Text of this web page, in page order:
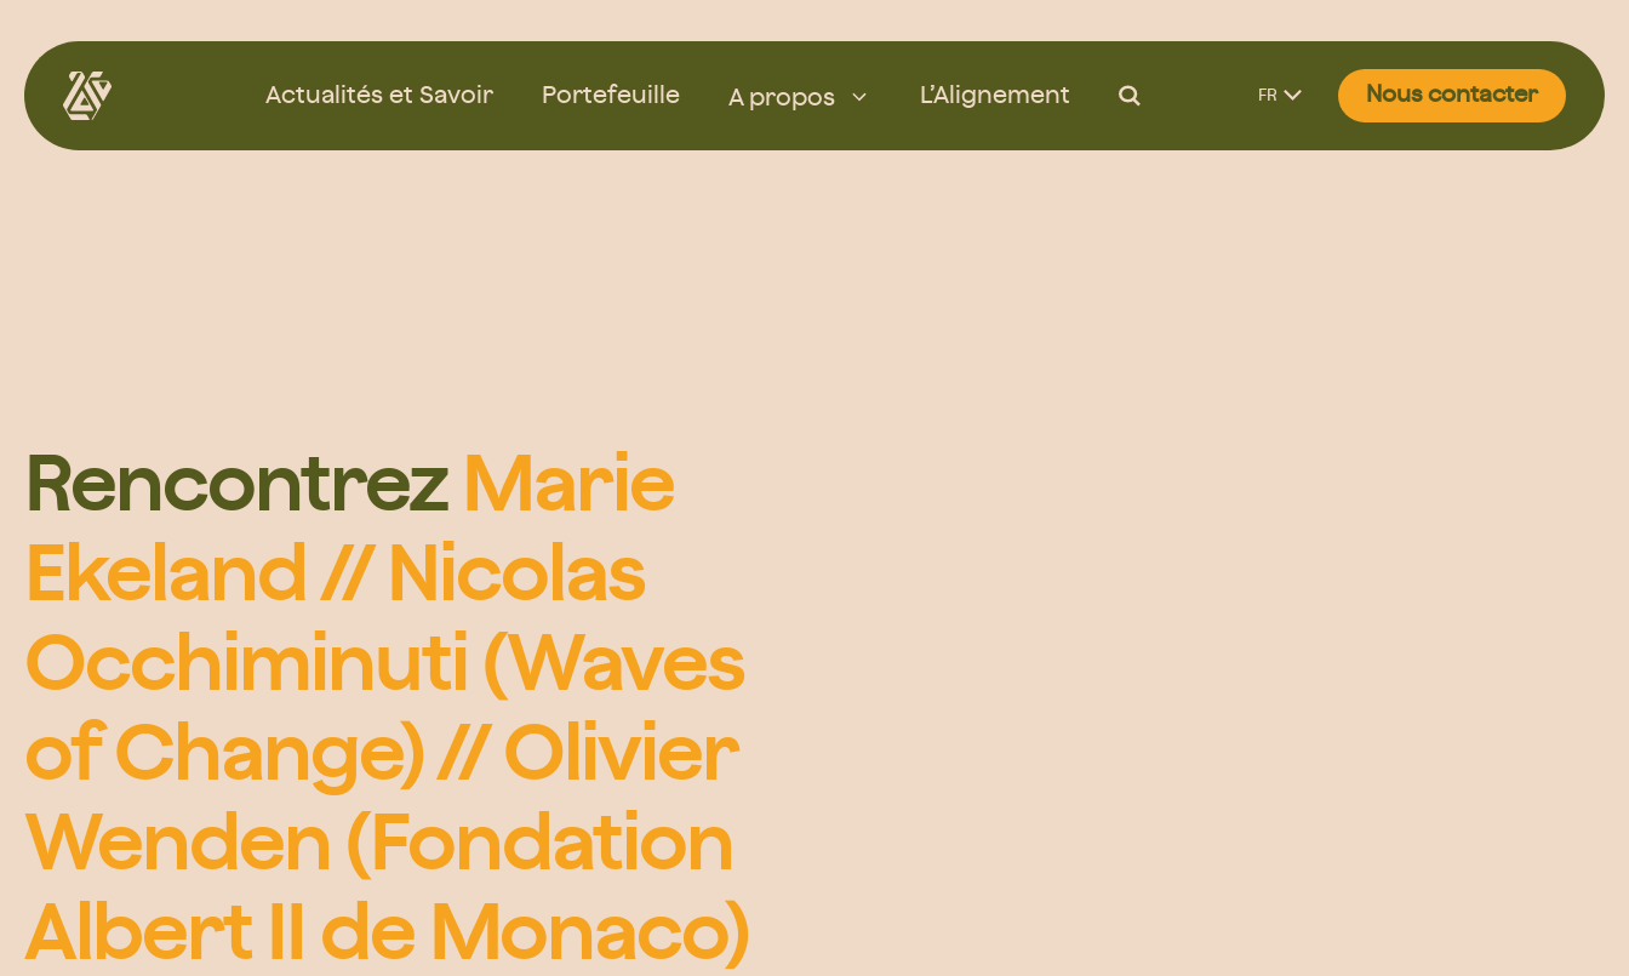
Aller
au
contenu
Actualités et Savoir Portefeuille A propos L’Alignement Nous contacter
FR
Rencontrez Marie
Ekeland // Nicolas
Occhiminuti (Waves
of Change) // Olivier
Wenden (Fondation
Albert II de Monaco)